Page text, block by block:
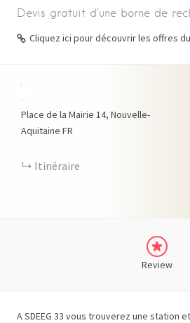
Devis gratuit d’une borne de
Cliquez ici pour découvrir les offres
Place de la Mairie 14 Nouvelle-
Aquitaine FR
Itinéraire
Review
A SDEEG 33 vous trouverez une station